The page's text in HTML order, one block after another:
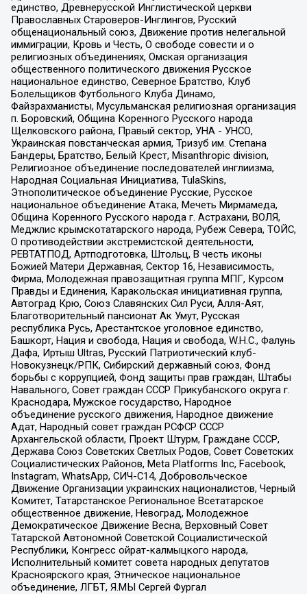
единство, Древнерусской Инглистической церкви
Православных Староверов-Инглингов, Русский
общенациональный союз, Движение против нелегальной
иммиграции, Кровь и Честь, О свободе совести и о
религиозных объединениях, Омская организация
общественного политического движения Русское
национальное единство, Северное Братство, Клуб
Болельщиков Футбольного Клуба Динамо,
Файзрахманисты, Мусульманская религиозная организация
п. Боровский, Община Коренного Русского народа
Щелковского района, Правый сектор, УНА - УНСО,
Украинская повстанческая армия, Тризуб им. Степана
Бандеры, Братство, Белый Крест, Misanthropic division,
Религиозное объединение последователей инглиизма,
Народная Социальная Инициатива, TulaSkins,
Этнополитическое объединение Русские, Русское
национальное объединение Атака, Мечеть Мирмамеда,
Община Коренного Русского народа г. Астрахани, ВОЛЯ,
Меджлис крымскотатарского народа, Рубеж Севера, ТОЙС,
О противодействии экстремистской деятельности,
РЕВТАТПОД, Артподготовка, Штольц, В честь иконы
Божией Матери Державная, Сектор 16, Независимость,
Фирма, Молодежная правозащитная группа МПГ, Курсом
Правды и Единения, Каракольская инициативная группа,
Автоград Крю, Союз Славянских Сил Руси, Алля-Аят,
Благотворительный пансионат Ак Умут, Русская
республика Русь, Арестантское уголовное единство,
Башкорт, Нация и свобода, Нация и свобода, W.H.С., Фалунь
Дафа, Иртыш Ultras, Русский Патриотический клуб-
Новокузнецк/РПК, Сибирский державный союз, Фонд
борьбы с коррупцией, Фонд защиты прав граждан, Штабы
Навального, Совет граждан СССР Прикубанского округа г.
Краснодара, Мужское государство, Народное
объединение русского движения, Народное движение
Адат, Народный совет граждан РСФСР СССР
Архангельской области, Проект Штурм, Граждане СССР,
Держава Союз Советских Светлых Родов, Совет Советских
Социалистических Районов, Meta Platforms Inc, Facebook,
Instagram, WhatsApp, СИЧ-С14, Добровольческое
Движение Организации украинских националистов, Черный
Комитет, Татарстанское Региональное Всетатарское
общественное движение, Невоград, Молодежное
Демократическое Движение Весна, Верховный Совет
Татарской Автономной Советской Социалистической
Республики, Конгресс ойрат-калмыцкого народа,
Исполнительный комитет совета народных депутатов
Красноярского края, Этническое национальное
объединение, ЛГБТ, Я.МЫ Сергей Фургал